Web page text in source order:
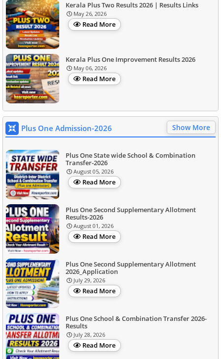
Kerala Plus Two Results 2026 | Results Links
May 26, 2026
Read More
Kerala Plus One Improvement Results 2026
May 06, 2026
Read More
Plus One Admission-2026 Show More
Plus One State wide School & Combination
Transfer-2026
August 05, 2026
Read More
Plus One Second Supplementary Allotment
Results-2026
August 01, 2026
Read More
Plus One Second Supplementary Allotment
2026_Application
July 29, 2026
Read More
Plus One School & Combination Transfer 2026-
Results
July 28, 2026
Read More